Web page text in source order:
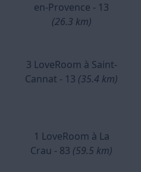
en-Provence - 13
(26.3 km)
3 LoveRoom à Saint-
Cannat - 13 (35.4 km)
1 LoveRoom à La
Crau - 83 (59.5 km)